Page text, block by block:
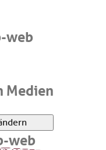
web
Medien
web